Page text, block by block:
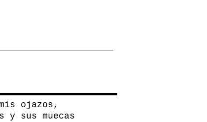
ojazos,
y sus muecas